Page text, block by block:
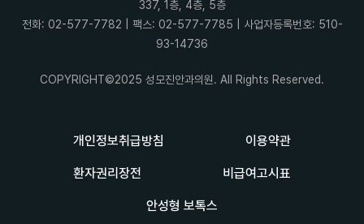
개인정보취급방침 이용약관
환자권리장전 비급여고시표
안성형 보톡스
337, 1층, 4층, 5층
전화: 02-577-7782 | 팩스: 02-577-7785 | 사업자등록번호: 510-
93-14736
COPYRIGHT©2025 성모진안과의원. All Rights Reserved.